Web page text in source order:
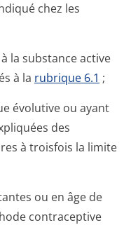
chez les
la substance active
à la rubrique 6.1 ;
évolutive ou ayant
des
à troisfois la limite
ou en âge de
contraceptive